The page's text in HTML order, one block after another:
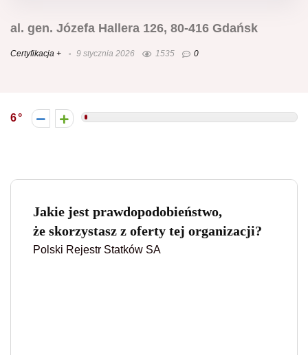
al. gen. Józefa Hallera 126, 80-416 Gdańsk
Certyfikacja + 9 stycznia 2026 1535 0
6
Jakie jest prawdopodobieństwo,
że skorzystasz z oferty tej organizacji?
Polski Rejestr Statków SA